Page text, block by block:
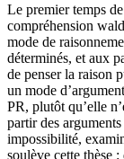
Le premier temps
compréhension
mode de
déterminés, et aux
de penser la raison
un mode
PR, plutôt qu’elle
partir des
impossibilité,
soulève cette thèse